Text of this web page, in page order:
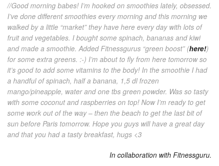
//Good morning babes! I’m hooked on smoothies lately, obsessed.
I’ve done different smoothies every morning and this morning we
walked by a little “market” they have here every day with lots of
fruit and vegetables. I bought some spinach, bananas and kiwi
and made a smoothie. Added Fitnessgurus “green boost” (here!)
for some extra greens. :-) I’m about to fly from here tomorrow so
it’s good to add some vitamins to the body! In the smoothie I had
a handful of spinach, half a banana, 1,5 dl frozen
mango/pineapple, water and one tbs green powder. Was so tasty
with some coconut and raspberries on top! Now I’m ready to get
some work out of the way – then the beach to get the last bit of
sun before Paris tomorrow. Hope you guys will have a great day
and that you had a tasty breakfast, hugs <3
In collaboration with Fitnessguru.